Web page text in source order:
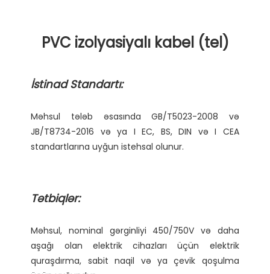
İstinad Standartı:
Məhsul tələb əsasında GB/T5023-2008 və
JB/T8734-2016 və ya I EC, BS, DIN və I CEA
Tətbiqlər:
Məhsul, nominal gərginliyi 450/750V və daha
aşağı olan elektrik cihazları üçün elektrik
quraşdırma, sabit naqil və ya çevik qoşulma